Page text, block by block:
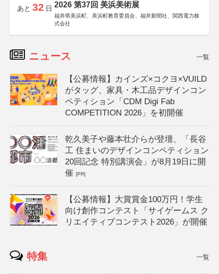
あと 32 日 2026 第37回 美浜美術展
福井県美浜町、美浜町教育委員会、福井新聞社、関西電力株
式会社
ニュース 一覧
【公募情報】カインズ×コクヨ×VUILD
がタッグ、家具・木工品デザインコン
ペティション「CDM Digi Fab
COMPETITION 2026」を初開催
乾久美子や藤本壮介らが登壇、「長谷
工 住まいのデザインコンペティション
20回記念 特別講演会」が8月19日に開
催[PR]
【公募情報】大賞賞金100万円！学生
向け創作コンテスト「サイゲームス ク
リエイティブコンテスト2026」が開催
特集 一覧